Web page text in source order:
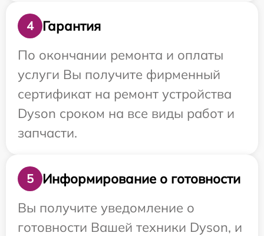
4
Гарантия
По окончании ремонта и оплаты
услуги Вы получите фирменный
сертификат на ремонт устройства
Dyson сроком на все виды работ и
запчасти.
5
Информирование о готовности
Вы получите уведомление о
готовности Вашей техники Dyson, и